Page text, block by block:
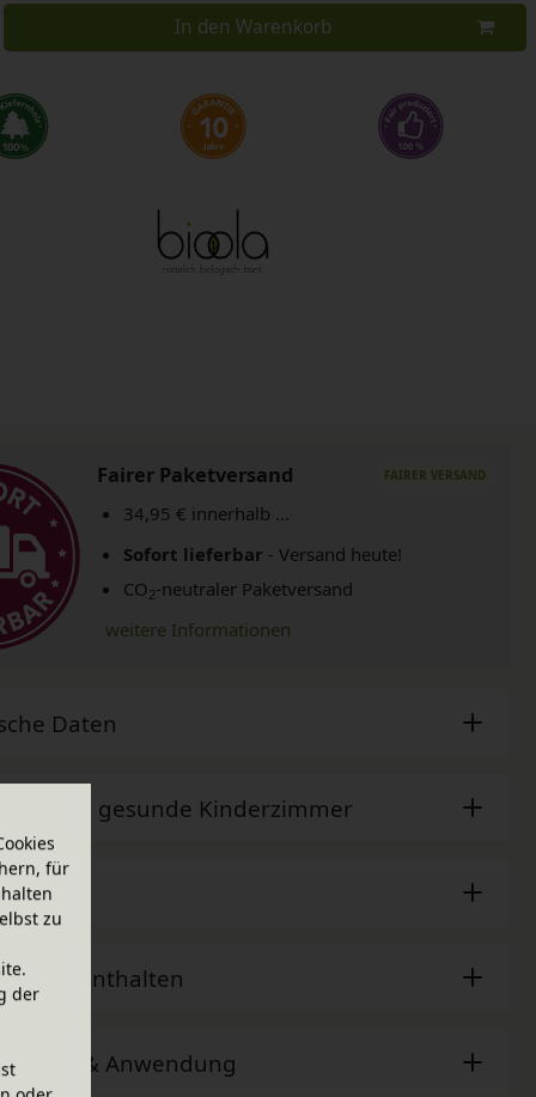
In den Warenkorb
Fairer Paketversand
34,95 € innerhalb ...
Sofort lieferbar - Versand heute!
CO2-neutraler Paketversand
weitere Informationen
Daten
- Das gesunde Kinderzimmer
Set enthalten
& Anwendung
für
zu
der